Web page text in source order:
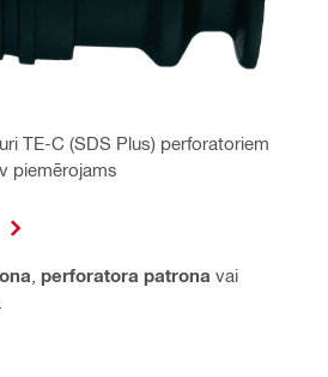
TE-C (SDS Plus) perforatoriem
piemērojams
perforatora patrona vai